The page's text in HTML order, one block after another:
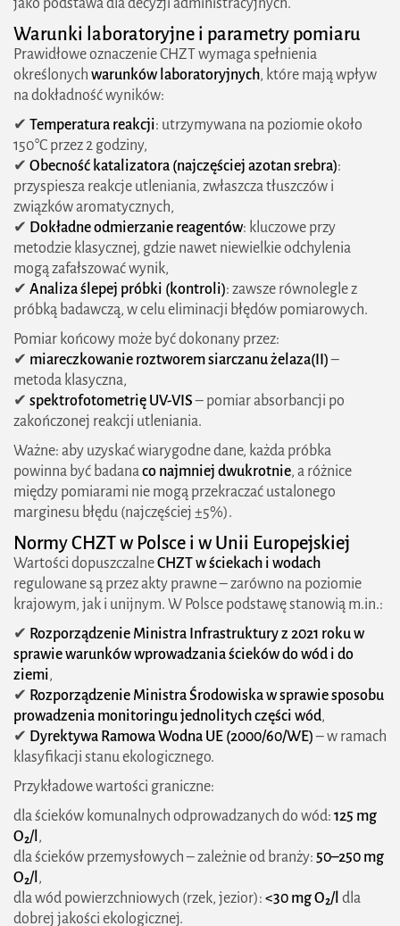
jako podstawa dla decyzji administracyjnych.
Warunki laboratoryjne i parametry pomiaru
Prawidłowe oznaczenie CHZT wymaga spełnienia
określonych warunków laboratoryjnych, które mają wpływ
na dokładność wyników:
✔ Temperatura reakcji: utrzymywana na poziomie około
150°C przez 2 godziny,
✔ Obecność katalizatora (najczęściej azotan srebra):
przyspiesza reakcje utleniania, zwłaszcza tłuszczów i
związków aromatycznych,
✔ Dokładne odmierzanie reagentów: kluczowe przy
metodzie klasycznej, gdzie nawet niewielkie odchylenia
mogą zafałszować wynik,
✔ Analiza ślepej próbki (kontroli): zawsze równolegle z
próbką badawczą, w celu eliminacji błędów pomiarowych.
Pomiar końcowy może być dokonany przez:
✔ miareczkowanie roztworem siarczanu żelaza(II)–
metoda klasyczna,
✔ spektrofotometrię UV-VIS– pomiar absorbancji po
zakończonej reakcji utleniania.
Ważne: aby uzyskać wiarygodne dane, każda próbka
powinna być badanaco najmniej dwukrotnie, a różnice
między pomiarami nie mogą przekraczać ustalonego
marginesu błędu (najczęściej ±5%).
Normy CHZT w Polsce i w Unii Europejskiej
Wartości dopuszczalneCHZT w ściekach i wodach
regulowane są przez akty prawne – zarówno na poziomie
krajowym, jak i unijnym. W Polsce podstawę stanowią m.in.:
✔ Rozporządzenie Ministra Infrastruktury z 2021 roku w
sprawie warunków wprowadzania ścieków do wód i do
ziemi,
✔ Rozporządzenie Ministra Środowiska w sprawie sposobu
prowadzenia monitoringu jednolitych części wód,
✔ Dyrektywa Ramowa Wodna UE (2000/60/WE)– w ramach
klasyfikacji stanu ekologicznego.
Przykładowe wartości graniczne:
dla ścieków komunalnych odprowadzanych do wód: 125 mg
O₂/l,
dla ścieków przemysłowych – zależnie od branży: 50–250 mg
O₂/l,
dla wód powierzchniowych (rzek, jezior): <30 mg O₂/l dla
dobrej jakości ekologicznej.